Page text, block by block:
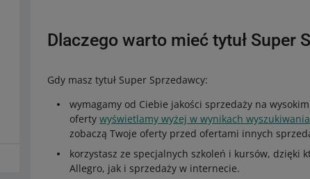
Dlaczego warto mieć tytuł Super
Gdy masz tytuł Super Sprzedawcy:
wymagamy od Ciebie jakości sprzedaży na
ofertywyświetlamy wyżej w wynikach wyszukiwania
zobaczą Twoje oferty przed ofertami innych
korzystasz ze specjalnych szkoleń i kursów, dzięki
Allegro, jak i sprzedaży w internecie.